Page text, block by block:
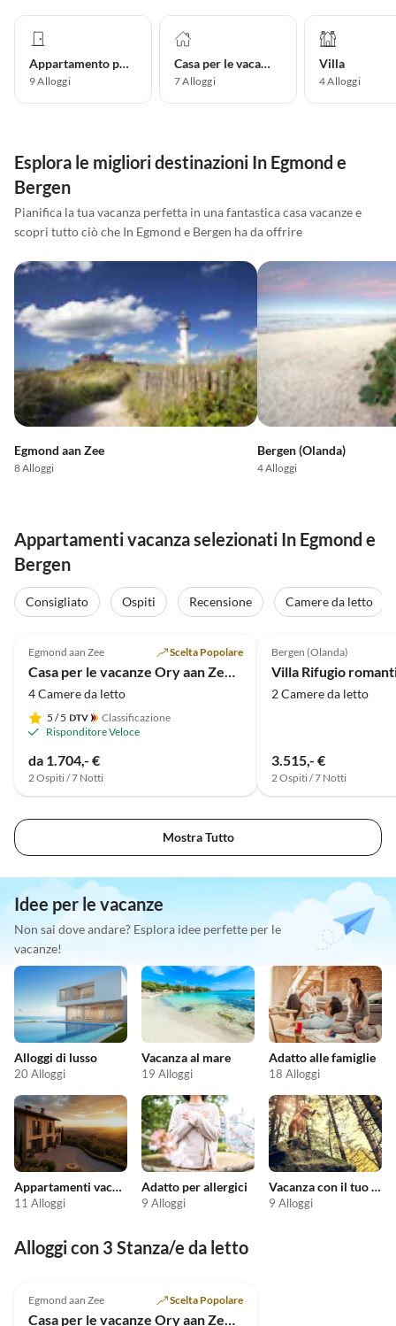
Appartamento per vacanze
9Alloggi
Casa per le vacanze
7Alloggi
Villa
4Alloggi
Esplora le migliori destinazioni In Egmond e
Bergen
Pianifica la tua vacanza perfetta in una fantastica casa vacanze e
scopri tutto ciò che In Egmond e Bergen ha da offrire
Egmond aan Zee
8 Alloggi
Bergen (Olanda)
4 Alloggi
Appartamenti vacanza selezionati In Egmond e
Bergen
Consigliato Ospiti Recensione Camere da letto
Egmond aan Zee Scelta Popolare
Casa per le vacanze Ory aan Zee, Beach House
4 Camere da letto
5 / 5
Classificazione
Risponditore Veloce
da 1.704,- €
2 Ospiti / 7 Notti
Bergen (Olanda)
Villa Rifugio
2 Camere da letto
3.515,- €
2 Ospiti / 7 Notti
Mostra Tutto
Idee per le vacanze
Non sai dove andare? Esplora idee perfette per le
vacanze!
Alloggi di lusso
20 Alloggi
Vacanza al mare
19 Alloggi
Adatto alle famiglie
18 Alloggi
Appartamenti vacanze economici
11 Alloggi
Adatto per allergici
9 Alloggi
Vacanza con il tuo cane
9 Alloggi
Alloggi con 3 Stanza/e da letto
Egmond aan Zee Scelta Popolare
Casa per le vacanze Ory aan Zee, Beach House